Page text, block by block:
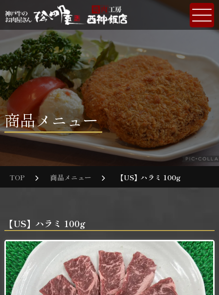
商品メニュー
TOP 商品メニュー 【US】ハラミ 100g
【US】ハラミ 100g